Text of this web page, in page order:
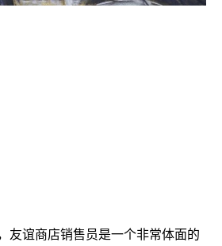
友谊商店销售员是一个非常体面的